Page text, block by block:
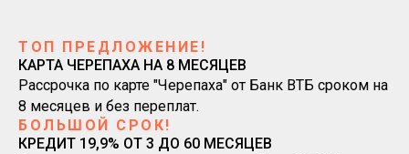
ТОП ПРЕДЛОЖЕНИЕ!
КАРТА ЧЕРЕПАХА НА 8 МЕСЯЦЕВ
Рассрочка по карте "Черепаха" от Банк ВТБ сроком на
8 месяцев и без переплат.
БОЛЬШОЙ СРОК!
КРЕДИТ 19,9% ОТ 3 ДО 60 МЕСЯЦЕВ